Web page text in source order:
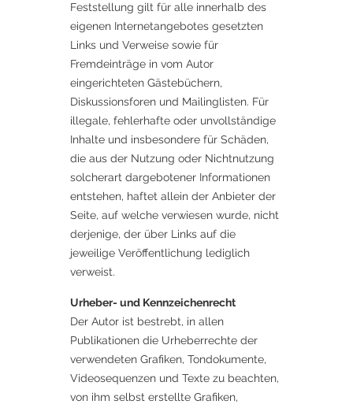
Feststellung gilt für alle innerhalb des
eigenen Internetangebotes gesetzten
Links und Verweise sowie für
Fremdeinträge in vom Autor
eingerichteten Gästebüchern,
Diskussionsforen und Mailinglisten. Für
illegale, fehlerhafte oder unvollständige
Inhalte und insbesondere für Schäden,
die aus der Nutzung oder Nichtnutzung
solcherart dargebotener Informationen
entstehen, haftet allein der Anbieter der
Seite, auf welche verwiesen wurde, nicht
derjenige, der über Links auf die
jeweilige Veröffentlichung lediglich
verweist.
Urheber- und Kennzeichenrecht
Der Autor ist bestrebt, in allen
Publikationen die Urheberrechte der
verwendeten Grafiken, Tondokumente,
Videosequenzen und Texte zu beachten,
von ihm selbst erstellte Grafiken,